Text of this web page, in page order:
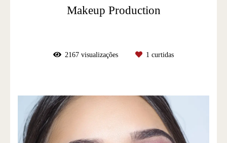
Makeup Production
2167 visualizações 1 curtidas